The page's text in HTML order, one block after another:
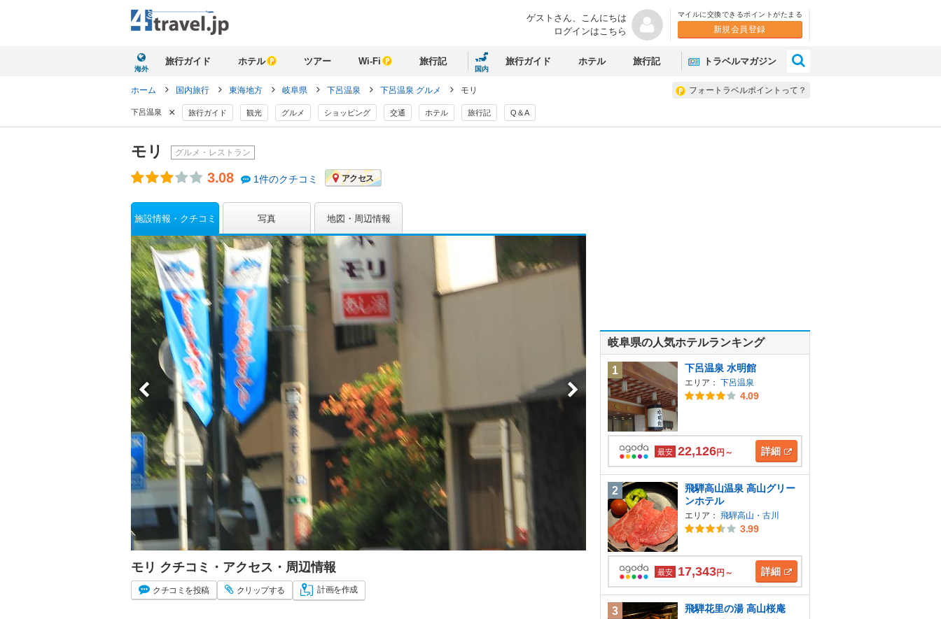
ゲストさん、 こんにちは
ログインはこちら
マイルに交換できるポイントがたまる
新規会員登録
海外
旅行ガイド ホテル ツアー Wi-Fi 旅行記
国内
旅行ガイド ホテル 旅行記 トラベルマガジン
フォートラベルポイントって？
ホーム 国内旅行 東海地方 岐阜県 下呂温泉 下呂温泉 グルメ モリ
下呂温泉 × 旅行ガイド 観光 グルメ ショッピング 交通 ホテル 旅行記 Q＆A
モリ グルメ・レストラン
3.08 1件のクチコミ アクセス
施設情報・クチコミ 写真 地図・周辺情報
モリ クチコミ・アクセス・周辺情報
クチコミ を投稿 クリップする 計画を作成
岐阜県の人気ホテルランキング
1 下呂温泉 水明館
エリア： 下呂温泉
4.09
最安 22,126円～ 詳細
2
飛騨高山温泉 高山グリー
ンホテル
エリア： 飛騨高山・古川
3.99
最安 17,343円～ 詳細
3 飛騨花里の湯 高山桜庵